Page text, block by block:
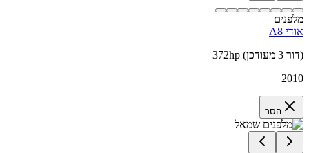
מלפנים
אודי A8
372hp (דור 3 מעודכן)
2010
הסר